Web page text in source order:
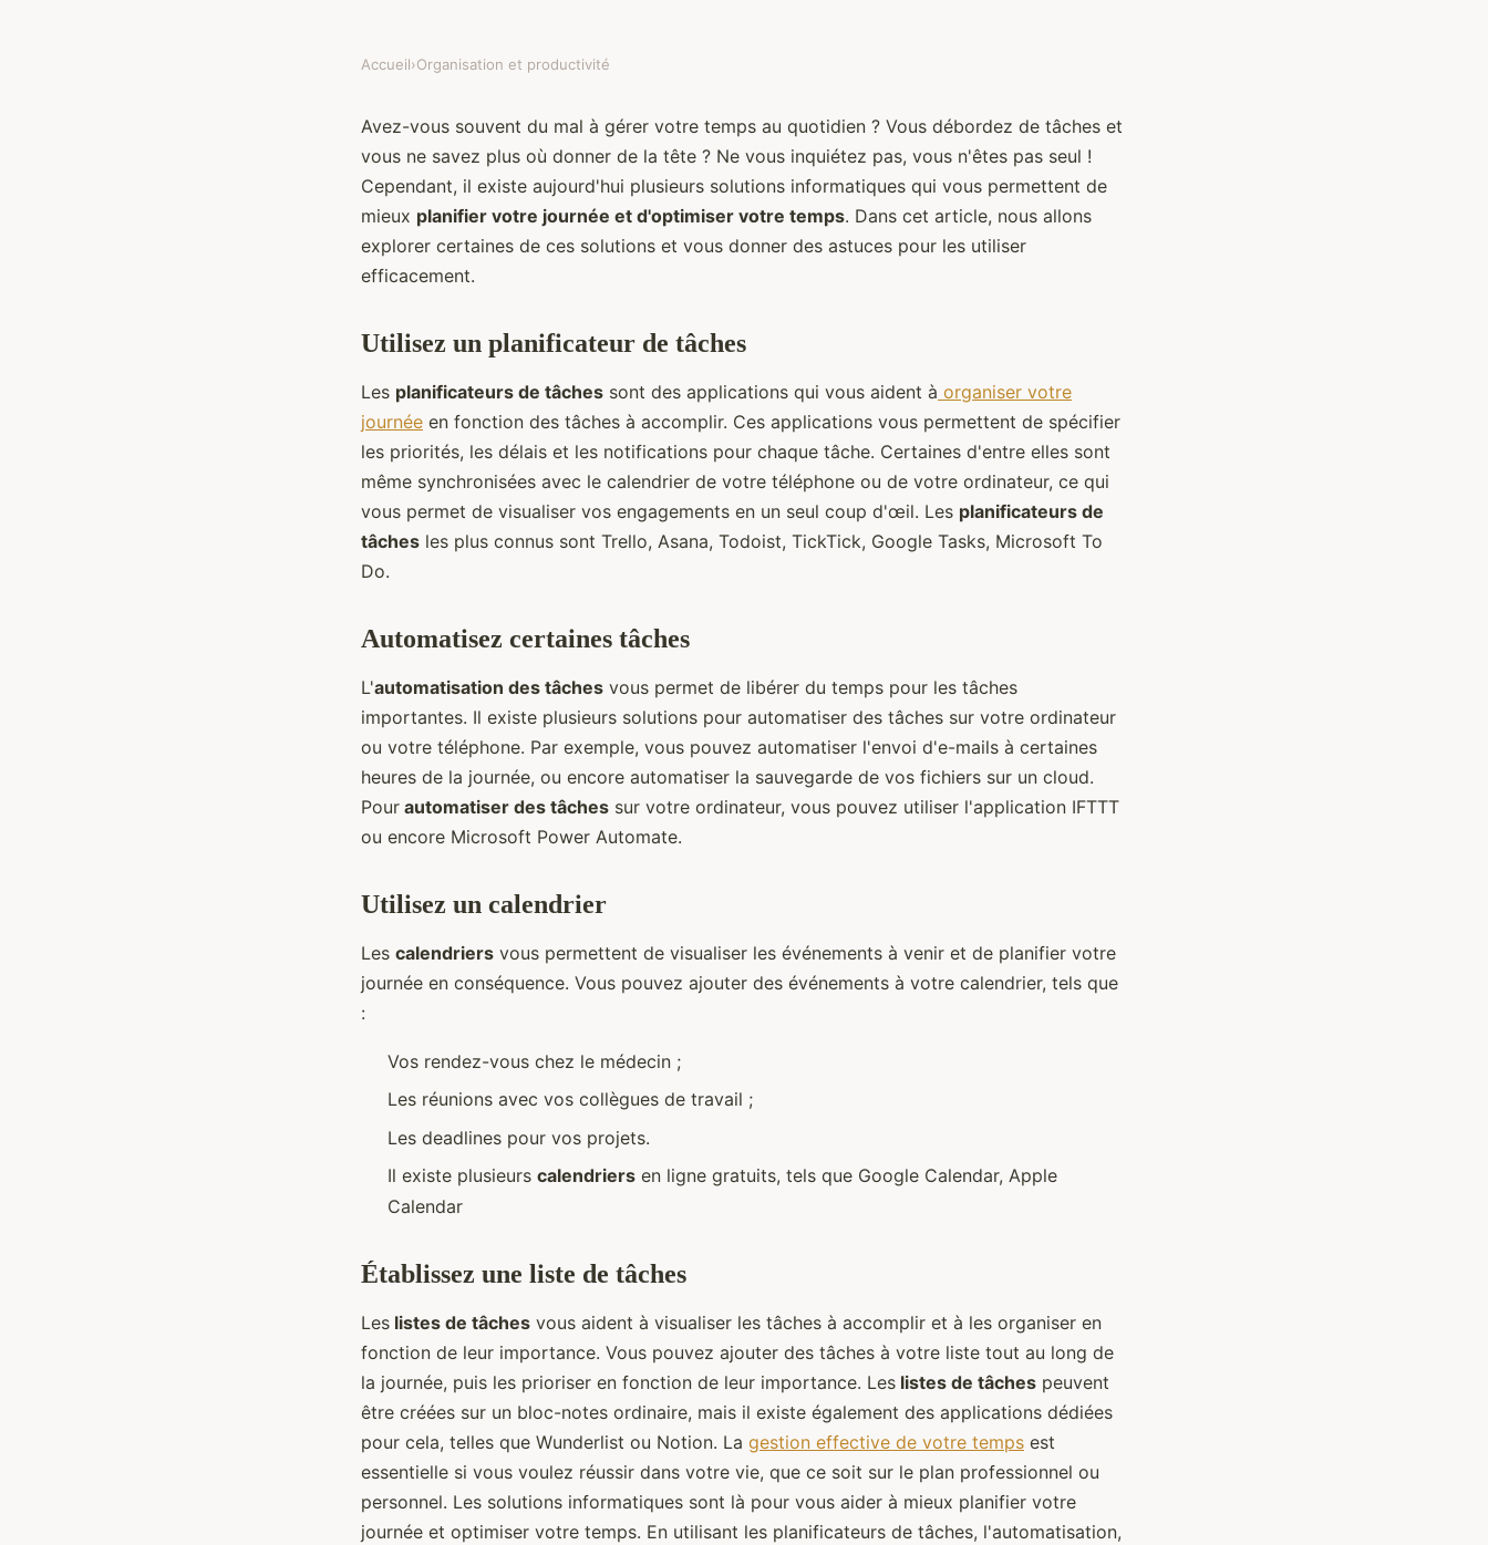
Comment planifier efficacement les
tâches quotidiennes grâce à
l'informatique ?
Accueil›Organisation et productivité
Avez-vous souvent du mal à gérer votre temps au quotidien ? Vous débordez de tâches et
vous ne savez plus où donner de la tête ? Ne vous inquiétez pas, vous n'êtes pas seul !
Cependant, il existe aujourd'hui plusieurs solutions informatiques qui vous permettent de
mieux planifier votre journée et d'optimiser votre temps. Dans cet article, nous allons
explorer certaines de ces solutions et vous donner des astuces pour les utiliser
efficacement.
Utilisez un planificateur de tâches
Les planificateurs de tâches sont des applications qui vous aident à organiser votre
journée en fonction des tâches à accomplir. Ces applications vous permettent de spécifier
les priorités, les délais et les notifications pour chaque tâche. Certaines d'entre elles sont
même synchronisées avec le calendrier de votre téléphone ou de votre ordinateur, ce qui
vous permet de visualiser vos engagements en un seul coup d'œil. Les planificateurs de
tâches les plus connus sont Trello, Asana, Todoist, TickTick, Google Tasks, Microsoft To
Do.
Automatisez certaines tâches
L'automatisation des tâches vous permet de libérer du temps pour les tâches
importantes. Il existe plusieurs solutions pour automatiser des tâches sur votre ordinateur
ou votre téléphone. Par exemple, vous pouvez automatiser l'envoi d'e-mails à certaines
heures de la journée, ou encore automatiser la sauvegarde de vos fichiers sur un cloud.
Pour automatiser des tâches sur votre ordinateur, vous pouvez utiliser l'application IFTTT
ou encore Microsoft Power Automate.
Utilisez un calendrier
Les calendriers vous permettent de visualiser les événements à venir et de planifier votre
journée en conséquence. Vous pouvez ajouter des événements à votre calendrier, tels que
:
Vos rendez-vous chez le médecin ;
Les réunions avec vos collègues de travail ;
Les deadlines pour vos projets.
Il existe plusieurs calendriers en ligne gratuits, tels que Google Calendar, Apple
Calendar
Établissez une liste de tâches
Les listes de tâches vous aident à visualiser les tâches à accomplir et à les organiser en
fonction de leur importance. Vous pouvez ajouter des tâches à votre liste tout au long de
la journée, puis les prioriser en fonction de leur importance. Les listes de tâches peuvent
être créées sur un bloc-notes ordinaire, mais il existe également des applications dédiées
pour cela, telles que Wunderlist ou Notion. La gestion effective de votre temps est
essentielle si vous voulez réussir dans votre vie, que ce soit sur le plan professionnel ou
personnel. Les solutions informatiques sont là pour vous aider à mieux planifier votre
journée et optimiser votre temps. En utilisant les planificateurs de tâches, l'automatisation,